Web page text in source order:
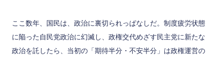
ここ数年、国民は、政治に裏切られっぱなしだ。制度疲労状態
に陥った自民党政治に幻滅し、政権交代めざす民主党に新たな
政治を託したら、当初の「期待半分・不安半分」は政権運営の